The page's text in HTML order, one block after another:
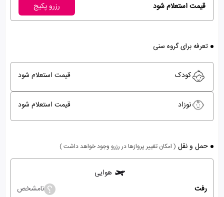
قیمت استعلام شود رزرو پکیج
تعرفه برای گروه سنی
کودک قیمت استعلام شود
نوزاد قیمت استعلام شود
حمل و نقل ( امکان تغییر پروازها در رزرو وجود خواهد داشت )
هوایی
رفت
نامشخص